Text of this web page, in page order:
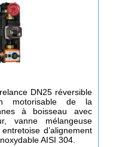
DN25 réversible
motorisable de la
à boisseau avec
vanne mélangeuse
d’alignement
AISI 304.